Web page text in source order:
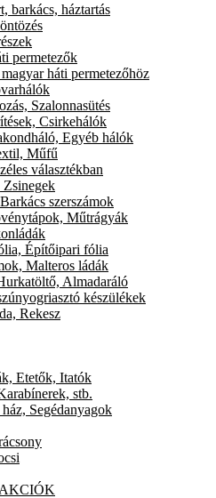
háztartás
permetezők
háti permetezőhöz
Szalonnasütés
Csirkehálók
Egyéb hálók
Műfű
választékban
szerszámok
Műtrágyák
Építőipari fólia
Malteros ládák
Almadaráló
készülékek
Rekesz
Etetők, Itatók
stb.
Segédanyagok